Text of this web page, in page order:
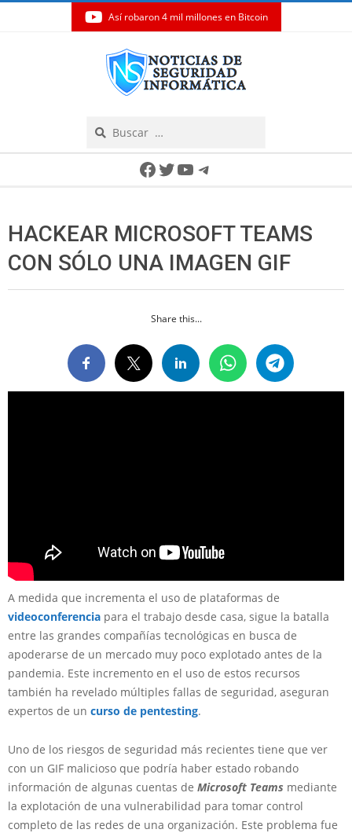
Así robaron 4 mil millones en Bitcoin
Facebook
Twitter
YouTube
Telegram
HACKEAR MICROSOFT TEAMS
CON SÓLO UNA IMAGEN GIF
Share this...
A medida que incrementa el uso de plataformas de
videoconferencia para el trabajo desde casa, sigue la batalla
entre las grandes compañías tecnológicas en busca de
apoderarse de un mercado muy poco explotado antes de la
pandemia. Este incremento en el uso de estos recursos
también ha revelado múltiples fallas de seguridad, aseguran
expertos de un curso de pentesting.
Uno de los riesgos de seguridad más recientes tiene que ver
con un GIF malicioso que podría haber estado robando
información de algunas cuentas de Microsoft Teams mediante
la explotación de una vulnerabilidad para tomar control
completo de las redes de una organización. Este problema fue